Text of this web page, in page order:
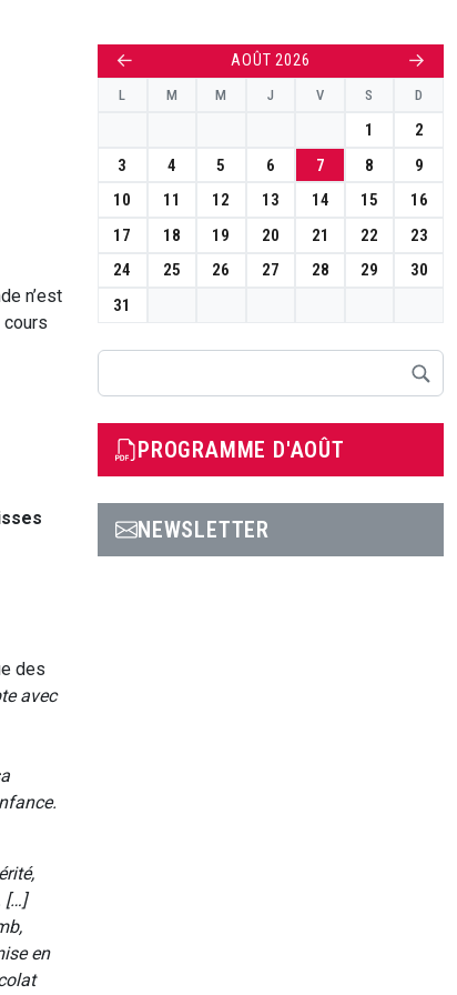
n’est
cours
des
avec
[…]
en
← AOÛT 2026 →
L M M J V S D
1
2
3
4 5 6 7 8
9
10
11 12 13 14 15
16
17
18 19 20 21 22
23
24
25 26 27 28 29
30
31
PROGRAMME D'AOÛT
NEWSLETTER